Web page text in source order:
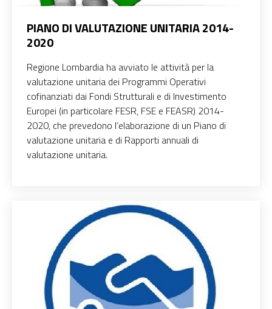
PIANO DI VALUTAZIONE UNITARIA 2014-
2020
Regione Lombardia ha avviato le attività per la
valutazione unitaria dei Programmi Operativi
cofinanziati dai Fondi Strutturali e di Investimento
Europei (in particolare FESR, FSE e FEASR) 2014-
2020, che prevedono l’elaborazione di un Piano di
valutazione unitaria e di Rapporti annuali di
valutazione unitaria.